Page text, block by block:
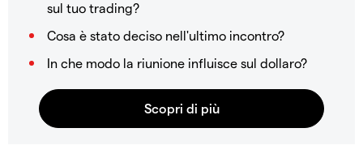
sul tuo trading?
Cosa è stato deciso nell'ultimo incontro?
In che modo la riunione influisce sul dollaro?